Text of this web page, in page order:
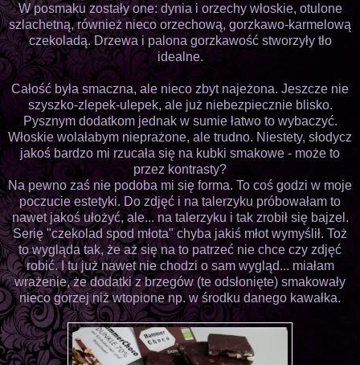
W posmaku zostały one: dynia i orzechy włoskie, otulone
szlachetną, również nieco orzechową, gorzkawo-karmelową
czekoladą. Drzewa i palona gorzkawość stworzyły tło
idealne.
Całość była smaczna, ale nieco zbyt najeżona. Jeszcze nie
szyszko-zlepek-ulepek, ale już niebezpiecznie blisko.
Pysznym dodatkom jednak w sumie łatwo to wybaczyć.
Włoskie wolałabym nieprażone, ale trudno. Niestety, słodycz
jakoś bardzo mi rzucała się na kubki smakowe - może to
przez kontrasty?
Na pewno zaś nie podoba mi się forma. To coś godzi w moje
poczucie estetyki. Do zdjęć i na talerzyku próbowałam to
nawet jakoś ułożyć, ale... na talerzyku i tak zrobił się bajzel.
Serię "czekolad spod młota" chyba jakiś młot wymyślił. Toż
to wygląda tak, że aż się na to patrzeć nie chce czy zdjęć
robić. I tu już nawet nie chodzi o sam wygląd... miałam
wrażenie, że dodatki z brzegów (te odsłonięte) smakowały
nieco gorzej niż wtopione np. w środku danego kawałka.